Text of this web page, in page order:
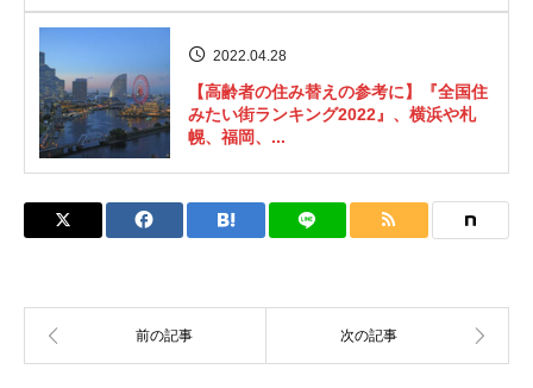
2022.04.28
【高齢者の住み替えの参考に】『全国住
みたい街ランキング2022』、横浜や札
幌、福岡、...